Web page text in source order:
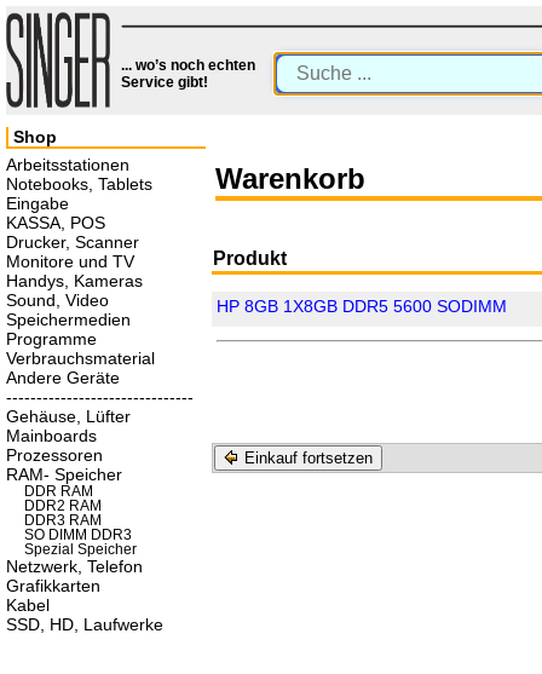
... wo’s noch echten
Service gibt!
Warenkorb
Produkt
HP 8GB 1X8GB DDR5 5600 SODIMM
Einkauf fortsetzen
Shop
Arbeitsstationen
Notebooks, Tablets
Eingabe
KASSA, POS
Drucker, Scanner
Monitore und TV
Handys, Kameras
Sound, Video
Speichermedien
Programme
Verbrauchsmaterial
Andere Geräte
-------------------------------
Gehäuse, Lüfter
Mainboards
Prozessoren
RAM- Speicher
DDR RAM
DDR2 RAM
DDR3 RAM
SO DIMM DDR3
Spezial Speicher
Netzwerk, Telefon
Grafikkarten
Kabel
SSD, HD, Laufwerke